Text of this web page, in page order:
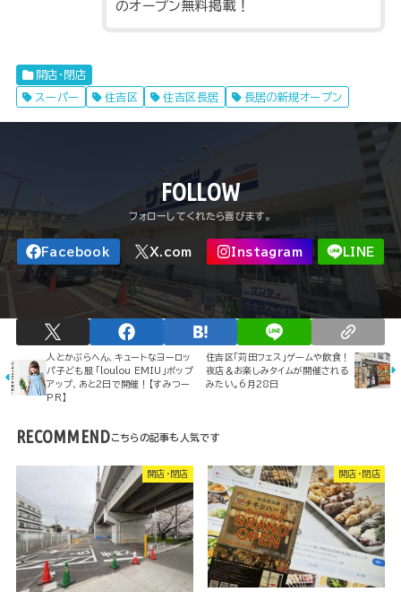
のオープン無料掲載！
開店・閉店
スーパー
住吉区 住吉区長居 長居の新規オープン
FOLLOW
人とかぶらへん、キュートなヨーロッ
パ子ども服 「loulou EMIU」ポップ
アップ、あと2日で開催！【すみつー
PR】
住吉区「苅田フェス」ゲームや飲食！
夜店＆お楽しみタイムが開催される
みたい。6月28日
RECOMMEND
開店・閉店 開店・閉店